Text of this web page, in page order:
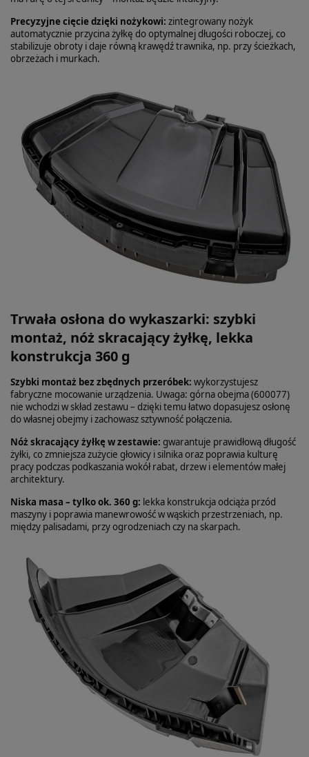
Precyzyjne cięcie dzięki nożykowi: zintegrowany nożyk
automatycznie przycina żyłkę do optymalnej długości roboczej, co
stabilizuje obroty i daje równą krawędź trawnika, np. przy ścieżkach,
obrzeżach i murkach.
Trwała osłona do wykaszarki: szybki
montaż, nóż skracający żyłkę, lekka
konstrukcja 360 g
Szybki montaż bez zbędnych przeróbek: wykorzystujesz
fabryczne mocowanie urządzenia. Uwaga: górna obejma (600077)
nie wchodzi w skład zestawu – dzięki temu łatwo dopasujesz osłonę
do własnej obejmy i zachowasz sztywność połączenia.
Nóż skracający żyłkę w zestawie: gwarantuje prawidłową długość
żyłki, co zmniejsza zużycie głowicy i silnika oraz poprawia kulturę
pracy podczas podkaszania wokół rabat, drzew i elementów małej
architektury.
Niska masa – tylko ok. 360 g: lekka konstrukcja odciąża przód
maszyny i poprawia manewrowość w wąskich przestrzeniach, np.
między palisadami, przy ogrodzeniach czy na skarpach.